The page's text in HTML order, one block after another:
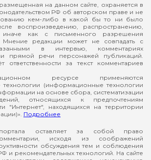
на данном сайте, охраняется в
РФ об авторском праве и не
кем-либо в какой бы то ни было
воспроизведению, распространению,
как с письменного разрешения
Мнение редакции может не совпадать с
в интервью, комментариях
прямой речи персонажей публикаций.
ответственности за текст комментариев
ресурсе применяются
технологии (информационные технологии
на основе сбора, систематизации
относящихся к предпочтениям
"Интернет", находящихся на территории
Подробнее
портала оставляет за собой право
исходя из соображений
обсуждения тем и соблюдения
и рекомендательных технологий. На сайте